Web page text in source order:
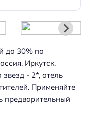
до 30% по
Иркутск,
- 2*, отель
Применяйте
предварительный